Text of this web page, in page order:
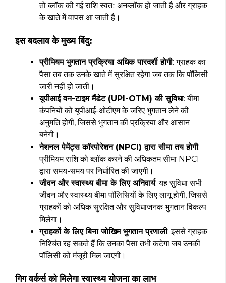
तो ब्लॉक की गई राशि स्वतः अनब्लॉक हो जाती है और ग्राहक
के खाते में वापस आ जाती है।
इस बदलाव के मुख्य बिंदु:
प्रीमियम भुगतान प्रक्रिया अधिक पारदर्शी होगी: ग्राहक का
पैसा तब तक उनके खाते में सुरक्षित रहेगा जब तक कि पॉलिसी
जारी नहीं हो जाती।
यूपीआई वन-टाइम मैंडेट (UPI-OTM) की सुविधा: बीमा
कंपनियों को यूपीआई-ओटीएम के जरिए भुगतान लेने की
अनुमति होगी, जिससे भुगतान की प्रक्रिया और आसान
बनेगी।
नेशनल पेमेंट्स कॉरपोरेशन (NPCI) द्वारा सीमा तय होगी:
प्रीमियम राशि को ब्लॉक करने की अधिकतम सीमा NPCI
द्वारा समय-समय पर निर्धारित की जाएगी।
जीवन और स्वास्थ्य बीमा के लिए अनिवार्य: यह सुविधा सभी
जीवन और स्वास्थ्य बीमा पॉलिसियों के लिए लागू होगी, जिससे
ग्राहकों को अधिक सुरक्षित और सुविधाजनक भुगतान विकल्प
मिलेगा।
ग्राहकों के लिए बिना जोखिम भुगतान प्रणाली: इससे ग्राहक
निश्चिंत रह सकते हैं कि उनका पैसा तभी कटेगा जब उनकी
पॉलिसी को मंजूरी मिल जाएगी।
गिग वर्कर्स को मिलेगा स्वास्थ्य योजना का लाभ